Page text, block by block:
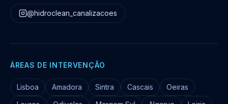
@hidroclean_canalizacoes
ÁREAS DE INTERVENÇÃO
Lisboa Amadora Sintra Cascais
Oeiras